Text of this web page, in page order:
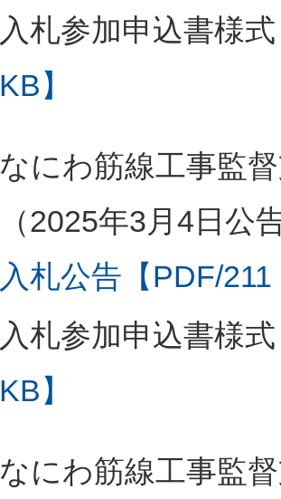
入札参加申込書様式
KB】
なにわ筋線工事監
（2025年3月4日公
入札公告【PDF/
入札参加申込書様式
KB】
なにわ筋線工事監